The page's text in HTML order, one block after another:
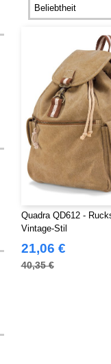
Quadra QD612 -
Vintage-Stil
21,06 €
40,35 €